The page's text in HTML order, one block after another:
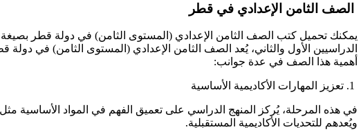
الصف الثامن الإعدادي في قطر
الدراسيين الأول والثاني، يُعد الصف الثامن الإعدادي (المستوى الثامن) في
أهمية هذا الصف في عدة جوانب:
في هذه المرحلة، يُركز المنهج الدراسي على تعميق الفهم في المواد الأساسية مثل
ويُعدهم للتحديات الأكاديمية المستقبلية.